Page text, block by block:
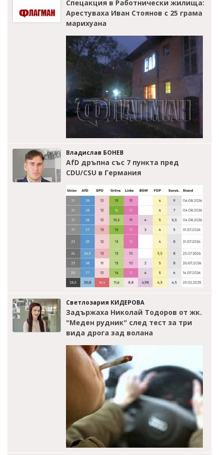
Спецакция в Работнически жилища:
Арестуваха Иван Стоянов с 25 грама
марихуана
Владислав БОНЕВ
AfD дръпна със 7 пункта пред
CDU/CSU в Германия
Светлозария КИДЕРОВА
Задържаха Николай Тодоров от жк.
"Меден рудник" след тест за три
вида дрога зад волана